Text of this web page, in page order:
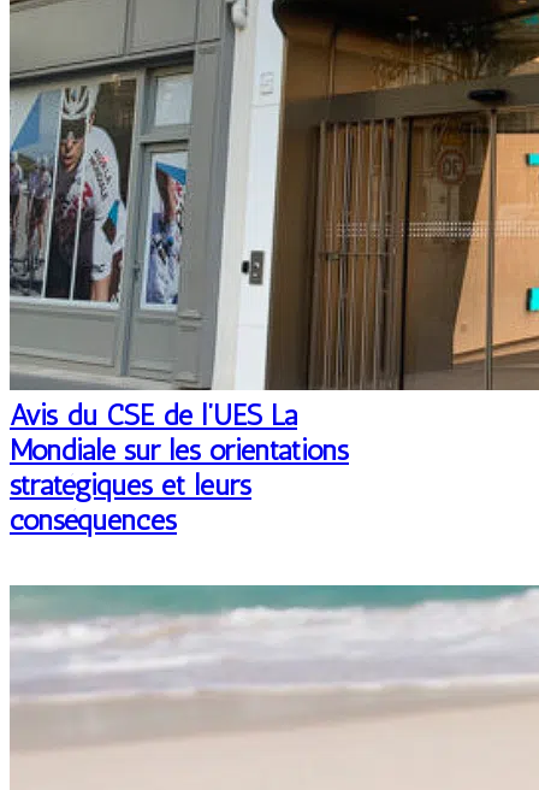
Avis du CSE de l’UES La
Mondiale sur les orientations
stratégiques et leurs
conséquences